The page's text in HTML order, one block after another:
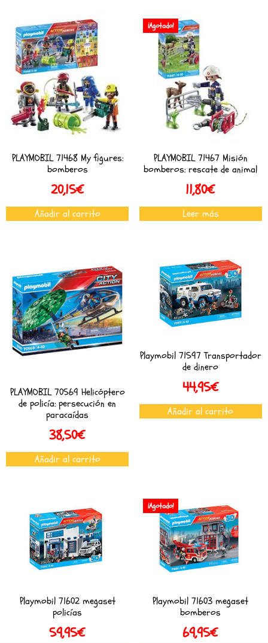
PLAYMOBIL 71468 My figures:
bomberos
20,15€
Añadir al carrito
¡Agotado!
PLAYMOBIL 71467 Misión
bomberos: rescate de animal
11,80€
Leer más
PLAYMOBIL 70569 Helicóptero
de policía: persecución en
paracaídas
38,50€
Añadir al carrito
Playmobil 71597 Transportador
de dinero
44,95€
Añadir al carrito
Playmobil 71602 megaset
policías
59,95€
¡Agotado!
Playmobil 71603 megaset
bomberos
69,95€